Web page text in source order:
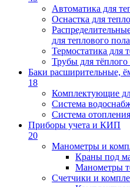
Автоматика для
Оснастка для
для теплового пола
Термостатика для
Трубы для тёплого
Баки расширительные,
18
Комплектующие
Система
Система отопления
Приборы учета и КИП
20
Манометры и
Краны под
Манометры
Счетчики и